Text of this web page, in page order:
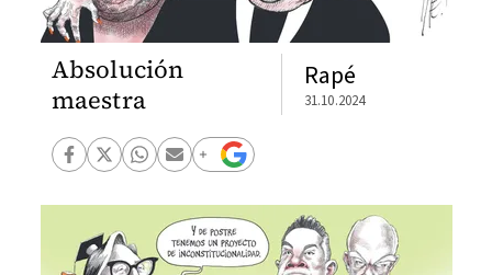
Absolución
maestra
Rapé
31.10.2024